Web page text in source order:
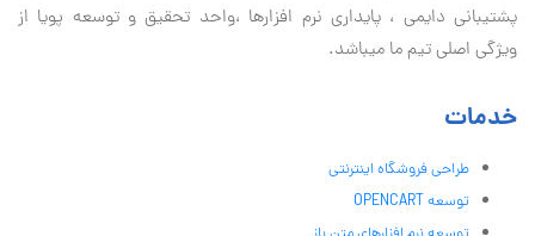
پشتیبانی دايمی ، پایداری نرم افزارها ،واحد تحقیق و توسعه پویا از
ویژگی اصلی تیم ما میباشد.
خدمات
طراحی فروشگاه اینترنتی
توسعه OPENCART